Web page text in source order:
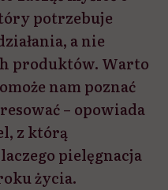
potrzebuje
a nie
produktów. Warto
nam poznać
– opowiada
z którą
pielęgnacja
życia.